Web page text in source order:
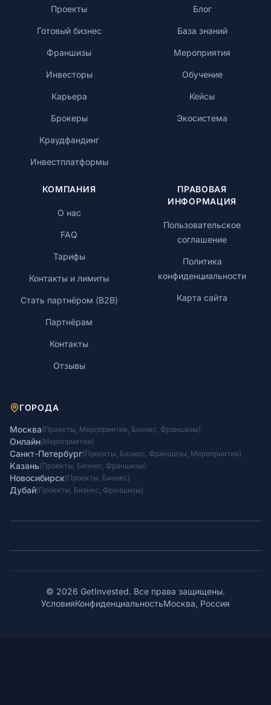
Проекты
Готовый бизнес
Франшизы
Инвесторы
Карьера
Брокеры
Краудфандинг
Инвестплатформы
Блог
База знаний
Мероприятия
Обучение
Кейсы
Экосистема
КОМПАНИЯ
О нас
FAQ
Тарифы
Контакты и лимиты
Стать партнёром (B2B)
Партнёрам
Контакты
Отзывы
ПРАВОВАЯ
ИНФОРМАЦИЯ
Пользовательское
соглашение
Политика
конфиденциальности
Карта сайта
ГОРОДА
Москва(Проекты, Мероприятия, Бизнес, Франшизы)
Онлайн(Мероприятия)
Санкт-Петербург(Проекты, Бизнес, Франшизы, Мероприятия)
Казань(Проекты, Бизнес, Франшизы)
Новосибирск(Проекты, Бизнес)
Дубай(Проекты, Бизнес, Франшизы)
© 2026 GetInvested. Все права защищены.
УсловияКонфиденциальностьМосква, Россия